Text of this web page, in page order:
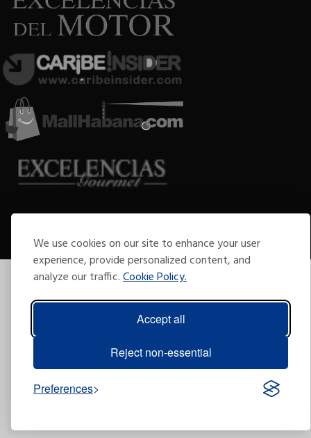
We use cookies on our site to enhance your user
experience, provide personalized content, and
analyze our traffic.Cookie Policy.
Accept all
Reject non-essential
Preferences
Developed by Excellences Group.